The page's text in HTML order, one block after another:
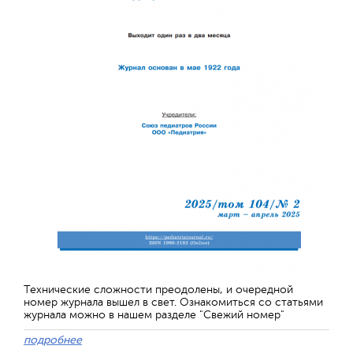
Технические сложности преодолены, и очередной
номер журнала вышел в свет. Ознакомиться со статьями
журнала можно в нашем разделе "Свежий номер"
подробнее